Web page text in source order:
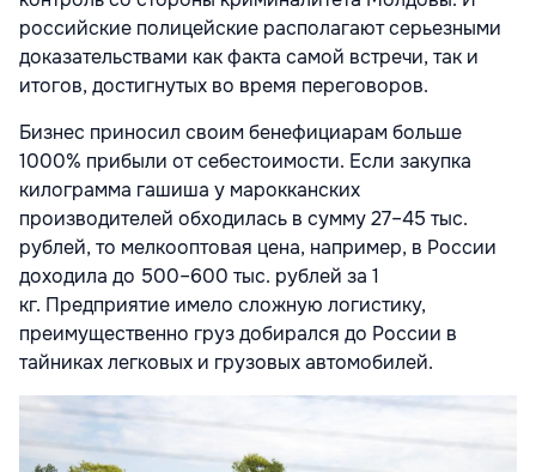
российские полицейские располагают серьезными
доказательствами как факта самой встречи, так и
итогов, достигнутых во время переговоров.
Бизнес приносил своим бенефициарам больше
1000% прибыли от себестоимости. Если закупка
килограмма гашиша у марокканских
производителей обходилась в сумму 27–45 тыс.
рублей, то мелкооптовая цена, например, в России
доходила до 500–600 тыс. рублей за 1
кг. Предприятие имело сложную логистику,
преимущественно груз добирался до России в
тайниках легковых и грузовых автомобилей.